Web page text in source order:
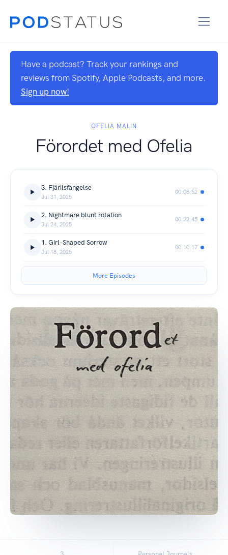
Have a podcast? Track your rankings and
reviews from Spotify, Apple Podcasts, and more.
Sign up now!
OFELIA MALIN
Förordet med Ofelia
3. Fjärilsfängelse
Jul 31, 2025
00:08:52
2. Nightmare blunt rotation
Jul 24, 2025
00:22:45
1. Girl-Shaped Sorrow
Jul 18, 2025
00:10:17
More Episodes